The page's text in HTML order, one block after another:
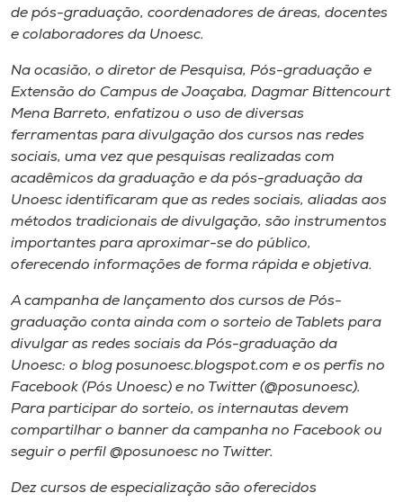
Museu
Unoesc
Store
Selecione
de pós-graduação, coordenadores de áreas, docentes
e colaboradores da Unoesc.
Na ocasião, o diretor de Pesquisa, Pós-graduação e
Extensão do Campus de Joaçaba, Dagmar Bittencourt
Mena Barreto, enfatizou o uso de diversas
ferramentas para divulgação dos cursos nas redes
sociais, uma vez que pesquisas realizadas com
acadêmicos da graduação e da pós-graduação da
Unoesc identificaram que as redes sociais, aliadas aos
métodos tradicionais de divulgação, são instrumentos
importantes para aproximar-se do público,
oferecendo informações de forma rápida e objetiva.
A campanha de lançamento dos cursos de Pós-
graduação conta ainda com o sorteio de Tablets para
divulgar as redes sociais da Pós-graduação da
Unoesc: o blog posunoesc.blogspot.com e os perfis no
Facebook (Pós Unoesc) e no Twitter (@posunoesc).
Para participar do sorteio, os internautas devem
compartilhar o banner da campanha no Facebook ou
seguir o perfil @posunoesc no Twitter.
Dez cursos de especialização são oferecidos